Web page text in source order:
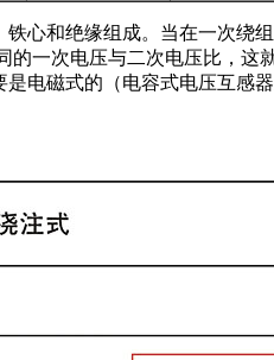
心和绝缘组成。当在一次
一次电压与二次电压比，
电磁式的（电容式电压互感